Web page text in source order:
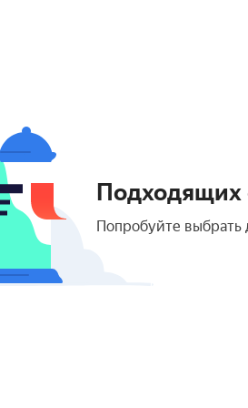
Подходящих
Попробуйте выбрать